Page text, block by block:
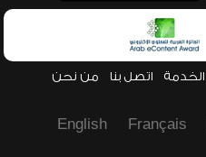
الخدمة اتصل بنا من نحن
Français
English